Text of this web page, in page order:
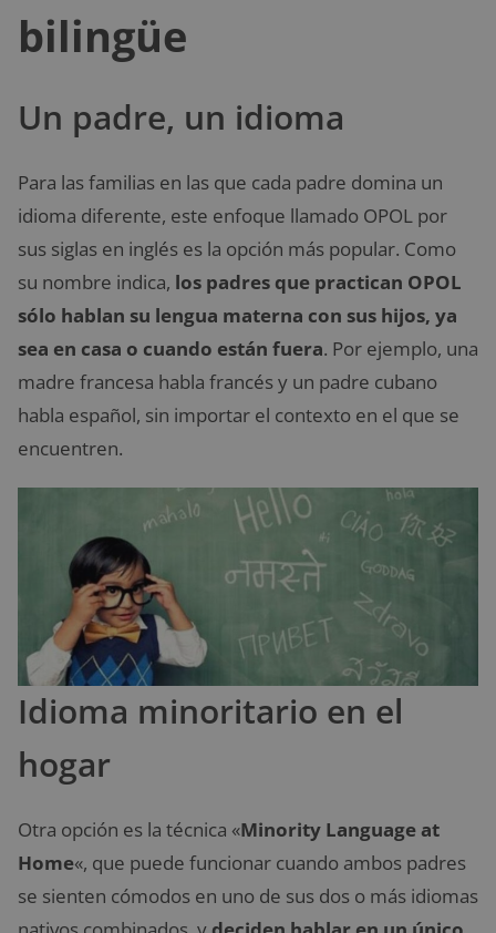
bilingüe
Un padre, un idioma
Para las familias en las que cada padre domina un
idioma diferente, este enfoque llamado OPOL por
sus siglas en inglés es la opción más popular. Como
su nombre indica, los padres que practican OPOL
sólo hablan su lengua materna con sus hijos, ya
sea en casa o cuando están fuera. Por ejemplo, una
madre francesa habla francés y un padre cubano
habla español, sin importar el contexto en el que se
encuentren.
Idioma minoritario en el
hogar
Otra opción es la técnica «Minority Language at
Home«, que puede funcionar cuando ambos padres
se sienten cómodos en uno de sus dos o más idiomas